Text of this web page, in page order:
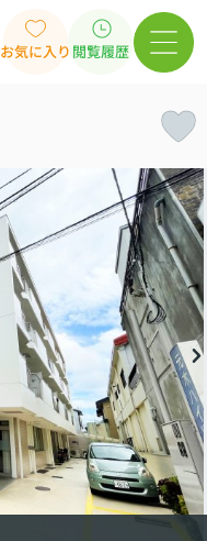
お気に入り 閲覧履歴